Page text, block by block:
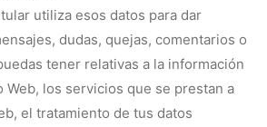
utiliza esos datos para dar
dudas, quejas, comentarios o
tener relativas a la información
Web, los servicios que se prestan a
el tratamiento de tus datos